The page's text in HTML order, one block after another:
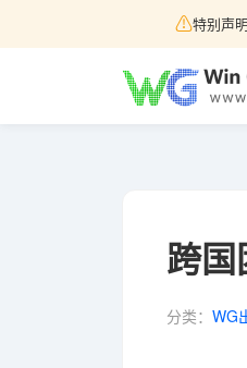
⚠特别声
跨国
分类： WG